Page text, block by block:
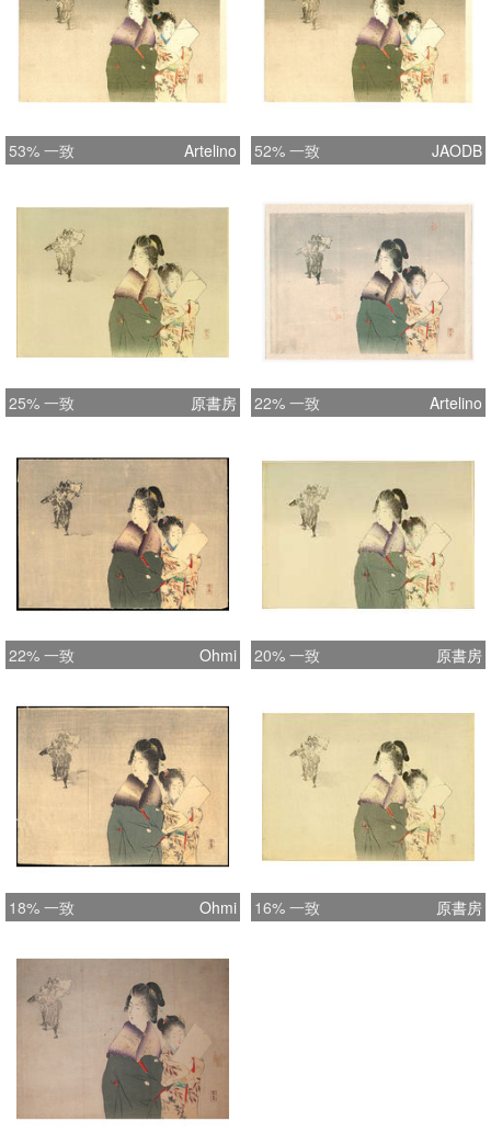
53% 一致 Artelino 52% 一致 JAODB
25% 一致 原書房 22% 一致 Artelino
22% 一致 Ohmi 20% 一致 原書房
18% 一致 Ohmi 16% 一致 原書房